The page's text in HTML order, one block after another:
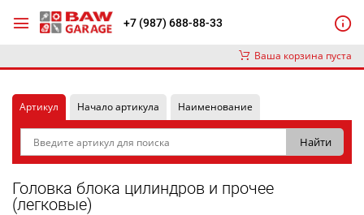
+7 (987) 688-88-33
Ваша корзина пуста
Артикул Начало артикула Наименование
Головка блока цилиндров и прочее
(легковые)